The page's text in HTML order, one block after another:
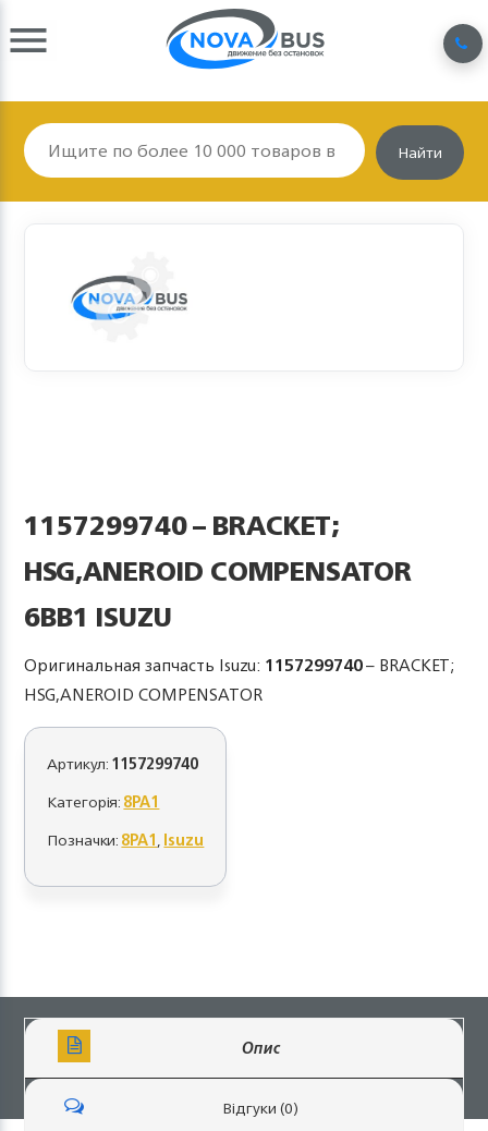
Найти
1157299740 – BRACKET;
HSG,ANEROID COMPENSATOR
6BB1 ISUZU
Оригинальная запчасть Isuzu: 1157299740– BRACKET;
HSG,ANEROID COMPENSATOR
Артикул:1157299740
Категорія:8PA1
Позначки:8PA1,Isuzu
Опис
Відгуки (0)